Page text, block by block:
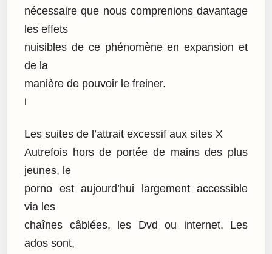
nécessaire que nous comprenions davantage
les effets
nuisibles de ce phénomène en expansion et
de la
manière de pouvoir le freiner.
i
Les suites de l’attrait excessif aux sites X
Autrefois hors de portée de mains des plus
jeunes, le
porno est aujourd’hui largement accessible
via les
chaînes câblées, les Dvd ou internet. Les
ados sont,